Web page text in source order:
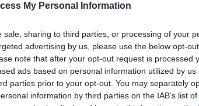
My Personal Information
sale, sharing to third parties, or processing of your
advertising by us, please use the below opt-
note that after your opt-out request is processed
ads based on personal information utilized by us
parties prior to your opt-out. You may separately
information by third parties on the IAB’s list
€ 361.318 — €
€ 385.266
Fatturato per dipendente